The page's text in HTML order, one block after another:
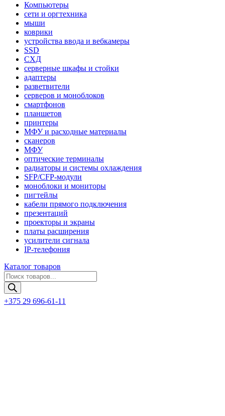
Компьютеры
сети и оргтехника
мыши
коврики
устройства ввода и вебкамеры
SSD
СХД
серверные шкафы и стойки
адаптеры
разветвители
серверов и моноблоков
смартфонов
планшетов
принтеры
МФУ и расходные материалы
сканеров
МФУ
оптические терминалы
радиаторы и системы охлаждения
SFP/CFP-модули
моноблоки и мониторы
пигтейлы
кабели прямого подключения
презентаций
проекторы и экраны
платы расширения
усилители сигнала
IP-телефония
Каталог товаров
Поиск
товаров
+375 29 696-61-11